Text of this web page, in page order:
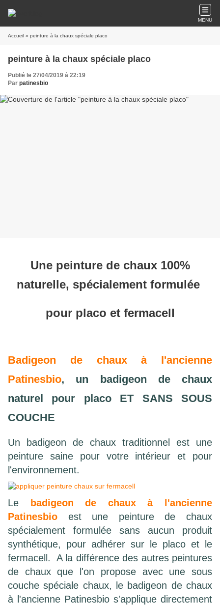
MENU
Accueil » peinture à la chaux spéciale placo
peinture à la chaux spéciale placo
Publié le 27/04/2019 à 22:19
Par patinesbio
Une peinture de chaux 100%
naturelle, spécialement formulée
pour placo et fermacell
Badigeon de chaux à l'ancienne
Patinesbio, un badigeon de chaux
naturel pour placo ET SANS SOUS
COUCHE
Un badigeon de chaux traditionnel est une
peinture saine pour votre intérieur et pour
l'environnement.
Le
badigeon de chaux à l'ancienne
Patinesbio est une peinture de chaux
spécialement formulée sans aucun produit
synthétique, pour adhérer sur le placo et le
fermacell. A la différence des autres peintures
de chaux que l'on propose avec une sous
couche spéciale chaux, le badigeon de chaux
à l'ancienne Patinesbio s'applique directement